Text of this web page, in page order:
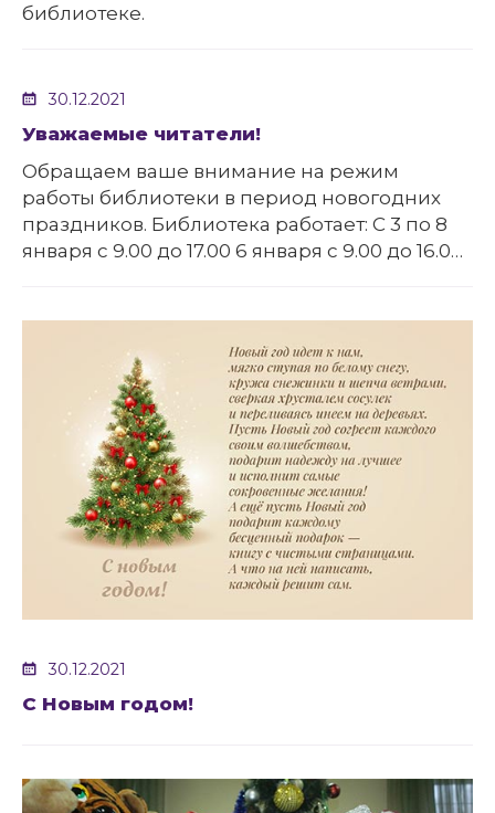
библиотеке.
30.12.2021
Уважаемые читатели!
Обращаем ваше внимание на режим
работы библиотеки в период новогодних
праздников. Библиотека работает: С 3 по 8
января с 9.00 до 17.00 6 января с 9.00 до 16.00
30.12.2021
С Новым годом!